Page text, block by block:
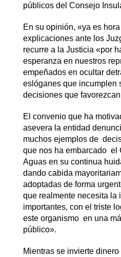
públicos del Consejo
En su opinión, «ya es
explicaciones ante los
recurre a la Justicia «por
esperanza en nuestros
empeñados en ocultar
eslóganes que incumplen
decisiones que
El convenio que ha
asevera la entidad
muchos ejemplos de
que nos ha embarcado el
Aguas en su continua
dando cabida
adoptadas de forma
que realmente necesita la
importantes, con el triste
este organismo en una
público».
Mientras se invierte